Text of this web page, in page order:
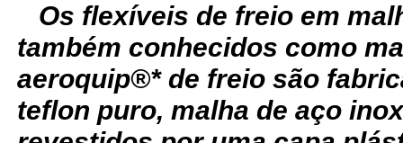
Os flexíveis de freio em
também conhecidos como
aeroquip®* de freio são
teflon puro, malha de aço